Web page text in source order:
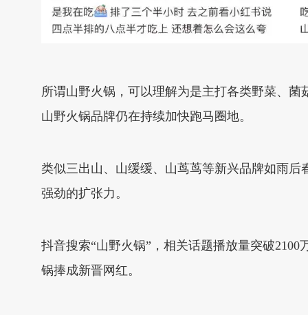
所谓山野火锅，可以理解为是主打各类野菜、
山野火锅品牌仍在持续加快跑马圈地。
类似三出山、山缓缓、山茑茑等新兴品牌如雨
强劲的扩张力。
抖音搜索“山野火锅”，相关话题播放量突破
锅捧成新晋网红。